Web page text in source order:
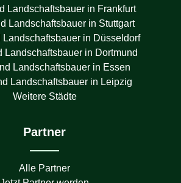
Landschaftsbauer in Frankfurt
Landschaftsbauer in Stuttgart
Landschaftsbauer in Düsseldorf
Landschaftsbauer in Dortmund
Landschaftsbauer in Essen
Landschaftsbauer in Leipzig
Weitere Städte
Partner
Alle Partner